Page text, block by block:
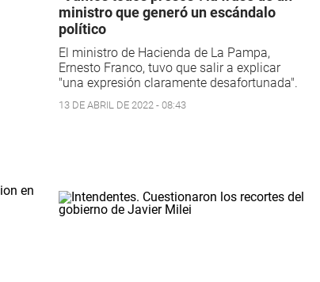
ministro que generó un escándalo
político
El ministro de Hacienda de La Pampa,
Ernesto Franco, tuvo que salir a explicar
"una expresión claramente desafortunada".
13 DE ABRIL DE 2022 - 08:43